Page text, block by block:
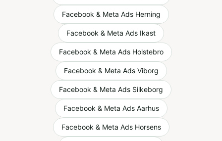
Facebook & Meta Ads Herning
Facebook & Meta Ads Ikast
Facebook & Meta Ads Holstebro
Facebook & Meta Ads Viborg
Facebook & Meta Ads Silkeborg
Facebook & Meta Ads Aarhus
Facebook & Meta Ads Horsens